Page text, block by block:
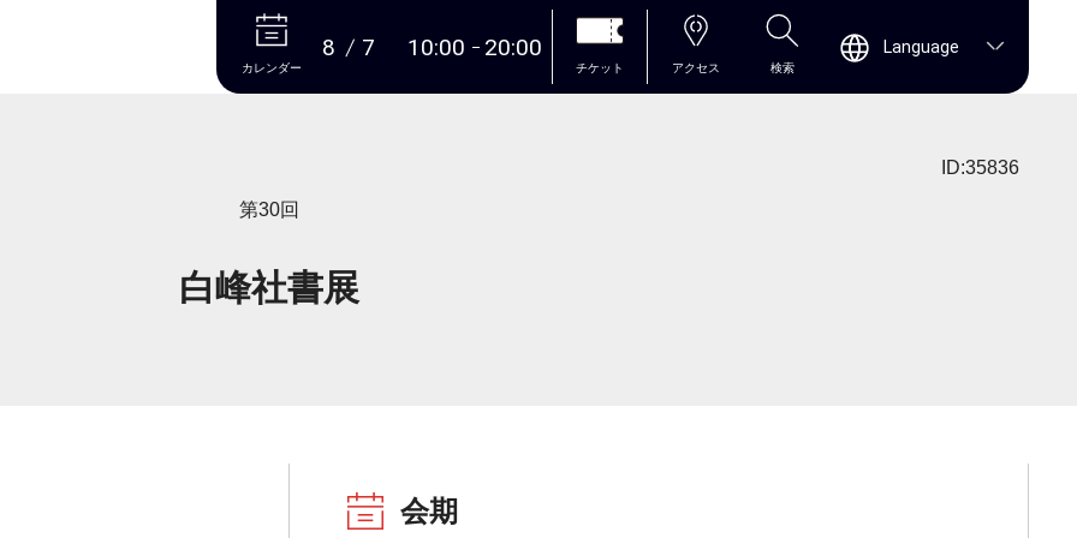
本文へ
カレンダー
8 7 10:00 20:00
チケット アクセス 検索
Language
ID:35836
第30回
白峰社書展
会期